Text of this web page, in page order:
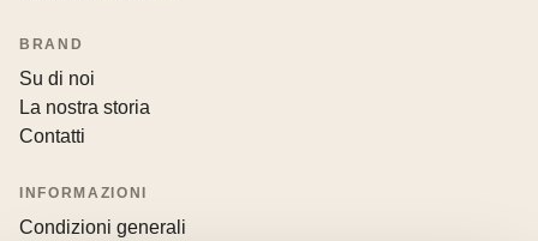
BRAND
Su di noi
La nostra storia
Contatti
INFORMAZIONI
Condizioni generali